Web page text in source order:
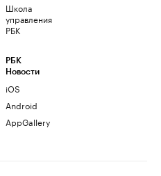
Школа
управления
РБК
РБК
Новости
iOS
Android
AppGallery